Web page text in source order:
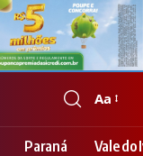
Font
Resizer
Aa
Paraná Vale do